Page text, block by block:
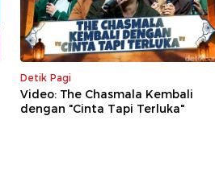
Detik Pagi
Video: The Chasmala Kembali
dengan "Cinta Tapi Terluka"